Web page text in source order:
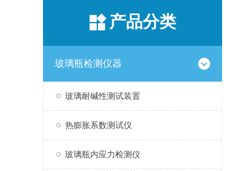
产品分类
玻璃瓶检测仪器
玻璃耐碱性测试装置
热膨胀系数测试仪
玻璃瓶内应力检测仪